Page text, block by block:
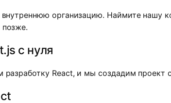
организацию. Наймите нашу
с нуля
React, и мы создадим проект